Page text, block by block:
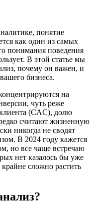
понятие
как один из самых
понимания поведения
В этой статье мы
почему он важен, и
бизнеса.
на
чуть реже
(CAC), долю
считают жизненную
никогда не сводят
В 2024 году кажется
но все чаще встречаю
нет казалось бы уже
сложно растить